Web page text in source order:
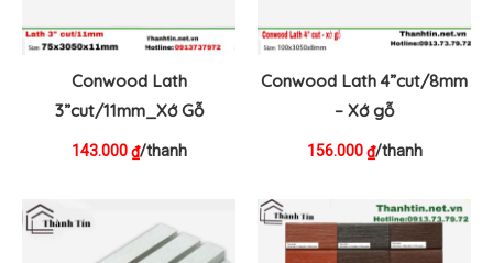
Conwood Lath
3”cut/11mm_Xớ Gỗ
143.000₫/thanh
Conwood Lath 4”cut/8mm
– Xớ gỗ
156.000₫/thanh